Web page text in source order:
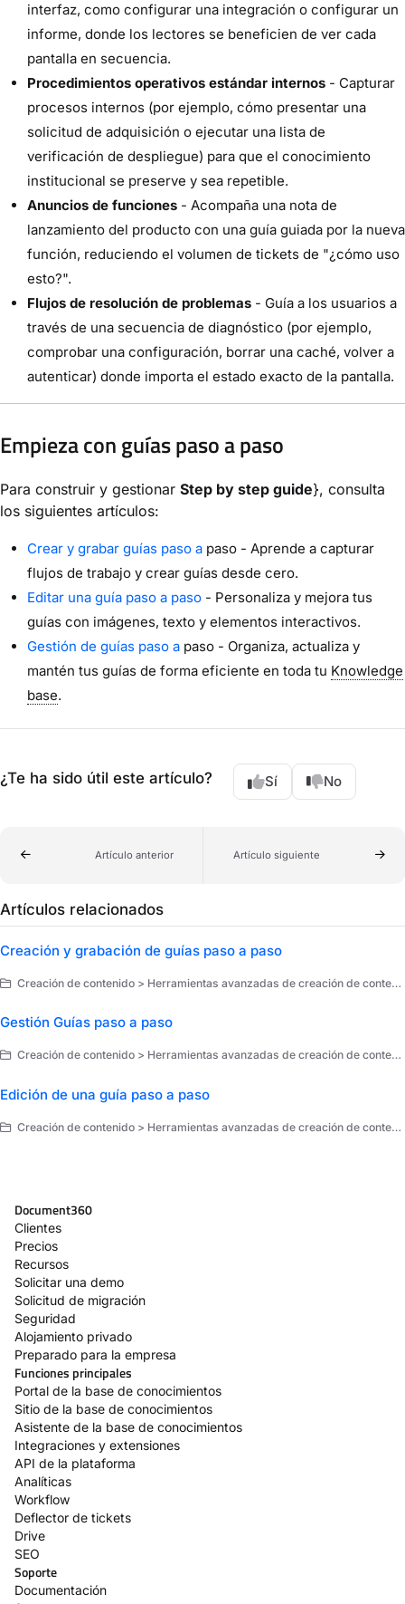
interfaz, como configurar una integración o configurar un
informe, donde los lectores se beneficien de ver cada
pantalla en secuencia.
Procedimientos operativos estándar internos - Capturar
procesos internos (por ejemplo, cómo presentar una
solicitud de adquisición o ejecutar una lista de
verificación de despliegue) para que el conocimiento
institucional se preserve y sea repetible.
Anuncios de funciones - Acompaña una nota de
lanzamiento del producto con una guía guiada por la nueva
función, reduciendo el volumen de tickets de "¿cómo uso
esto?".
Flujos de resolución de problemas - Guía a los usuarios a
través de una secuencia de diagnóstico (por ejemplo,
comprobar una configuración, borrar una caché, volver a
autenticar) donde importa el estado exacto de la pantalla.
Empieza con guías paso a paso
Para construir y gestionar Step by step guide}, consulta
los siguientes artículos:
Crear y grabar guías paso a paso - Aprende a capturar
flujos de trabajo y crear guías desde cero.
Editar una guía paso a paso - Personaliza y mejora tus
guías con imágenes, texto y elementos interactivos.
Gestión de guías paso a paso - Organiza, actualiza y
mantén tus guías de forma eficiente en toda tu Knowledge
base.
¿Te ha sido útil este artículo? Sí No
Artículo anterior Artículo siguiente
Artículos relacionados
Creación y grabación de guías paso a paso
Creación de contenido > Herramientas avanzadas de creación de contenido > Guías paso a paso
Gestión Guías paso a paso
Creación de contenido > Herramientas avanzadas de creación de contenido > Guías paso a paso
Edición de una guía paso a paso
Creación de contenido > Herramientas avanzadas de creación de contenido > Guías paso a paso
Document360
Clientes
Precios
Recursos
Solicitar una demo
Solicitud de migración
Seguridad
Alojamiento privado
Preparado para la empresa
Funciones principales
Portal de la base de conocimientos
Sitio de la base de conocimientos
Asistente de la base de conocimientos
Integraciones y extensiones
API de la plataforma
Analíticas
Workflow
Deflector de tickets
Drive
SEO
Soporte
Documentación